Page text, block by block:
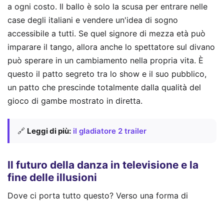
a ogni costo. Il ballo è solo la scusa per entrare nelle
case degli italiani e vendere un'idea di sogno
accessibile a tutti. Se quel signore di mezza età può
imparare il tango, allora anche lo spettatore sul divano
può sperare in un cambiamento nella propria vita. È
questo il patto segreto tra lo show e il suo pubblico,
un patto che prescinde totalmente dalla qualità del
gioco di gambe mostrato in diretta.
🔗 Leggi di più: il gladiatore 2 trailer
Il futuro della danza in televisione e la
fine delle illusioni
Dove ci porta tutto questo? Verso una forma di